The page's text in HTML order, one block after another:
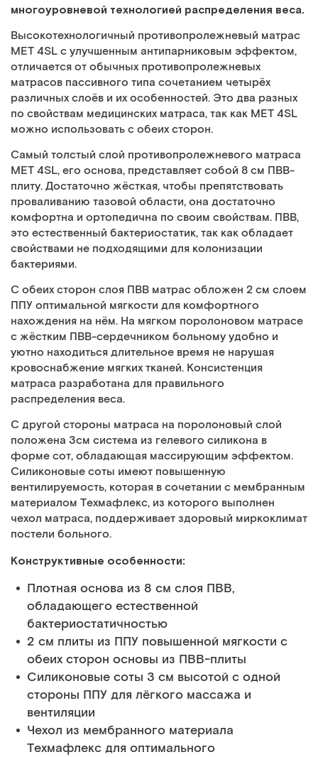
многоуровневой технологией распределения веса.
Высокотехнологичный противопролежневый матрас
MET 4SL с улучшенным антипарниковым эффектом,
отличается от обычных противопролежневых
матрасов пассивного типа сочетанием четырёх
различных слоёв и их особенностей. Это два разных
по свойствам медицинских матраса, так как MET 4SL
можно использовать с обеих сторон.
Самый толстый слой противопролежневого матраса
MET 4SL, его основа, представляет собой 8 см ПВВ-
плиту. Достаточно жёсткая, чтобы препятствовать
проваливанию тазовой области, она достаточно
комфортна и ортопедична по своим свойствам. ПВВ,
это естественный бактериостатик, так как обладает
свойствами не подходящими для колонизации
бактериями.
С обеих сторон слоя ПВВ матрас обложен 2 см слоем
ППУ оптимальной мягкости для комфортного
нахождения на нём. На мягком поролоновом матрасе
с жёстким ПВВ-сердечником больному удобно и
уютно находиться длительное время не нарушая
кровоснабжение мягких тканей. Консистенция
матраса разработана для правильного
распределения веса.
С другой стороны матраса на поролоновый слой
положена 3см система из гелевого силикона в
форме сот, обладающая массирующим эффектом.
Силиконовые соты имеют повышенную
вентилируемость, которая в сочетании с мембранным
материалом Техмафлекс, из которого выполнен
чехол матраса, поддерживает здоровый миркоклимат
постели больного.
Конструктивные особенности:
Плотная основа из 8 см слоя ПВВ,
обладающего естественной
бактериостатичностью
2 см плиты из ППУ повышенной мягкости с
обеих сторон основы из ПВВ-плиты
Cиликоновые соты 3 см высотой с одной
стороны ППУ для лёгкого массажа и
вентиляции
Чехол из мембранного материала
Техмафлекс для оптимального